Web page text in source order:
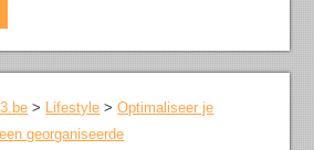
> Lifestyle >Optimaliseer je
georganiseerde